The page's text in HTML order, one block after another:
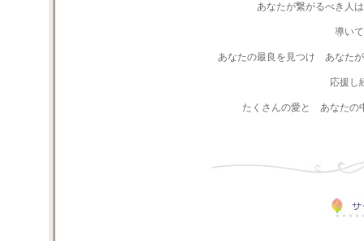
あなたが繋がるべき人
導い
あなたの最良を見つけ あなた
応援し
たくさんの愛と あなたの